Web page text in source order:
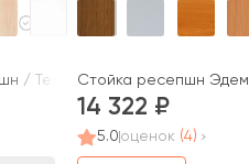
/ Techno Reception
Стойка ресепшн Эдем
14 322
5.0 оценок (4)